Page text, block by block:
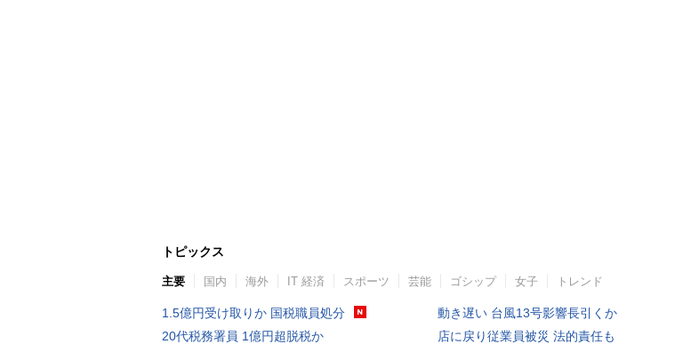
トピックス
主要 国内 海外 IT 経済 スポーツ 芸能 ゴシップ 女子 トレンド
1.5億円受け取りか 国税職員処分
20代税務署員 1億円超脱税か
動き遅い 台風13号影響長引くか
店に戻り従業員被災 法的責任も